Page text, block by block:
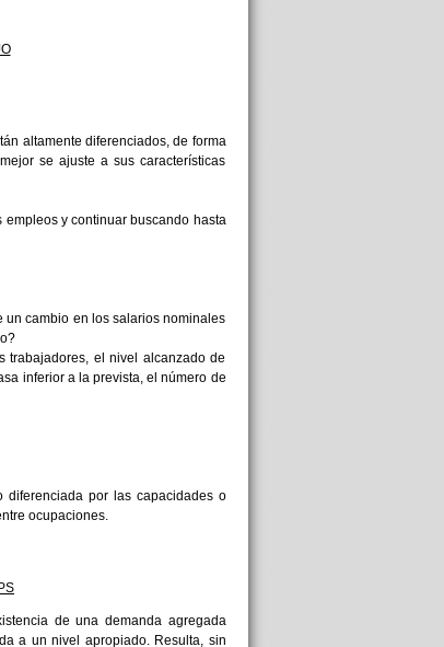
altamente diferenciados, de forma
se ajuste a sus características
y continuar buscando hasta
cambio en los salarios nominales
trabajadores, el nivel alcanzado de
inferior a la prevista, el número de
diferenciada por las capacidades o
ocupaciones.
de una demanda agregada
a un nivel apropiado. Resulta, sin